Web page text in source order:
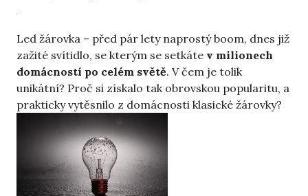
Led žárovka – před pár lety naprostý boom, dnes již
zažité svítidlo, se kterým se setkáte v milionech
domácností po celém světě. V čem je tolik
unikátní? Proč si získalo tak obrovskou popularitu, a
prakticky vytěsnilo z domácnosti klasické žárovky?